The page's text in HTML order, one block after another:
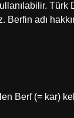
Berfin adı
Berf (= kar)